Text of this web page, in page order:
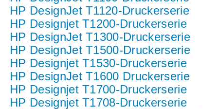
HP DesignJet T1120-Druckerserie
HP Designjet T1200-Druckerserie
HP DesignJet T1300-Druckerserie
HP DesignJet T1500-Druckerserie
HP Designjet T1530-Druckerserie
HP DesignJet T1600 Druckerserie
HP Designjet T1700-Druckerserie
HP Designjet T1708-Druckerserie